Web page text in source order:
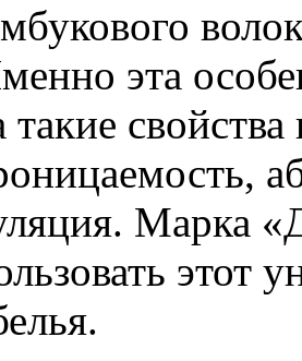
эта
такие
Марка
этот